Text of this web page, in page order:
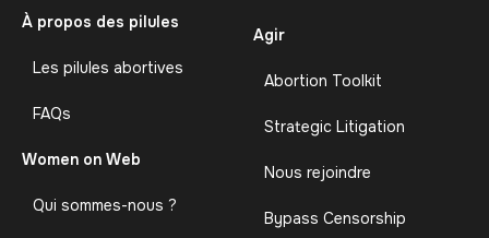
À propos des pilules
Les pilules abortives
FAQs
Women on Web
Qui sommes-nous ?
Agir
Abortion Toolkit
Strategic Litigation
Nous rejoindre
Bypass Censorship